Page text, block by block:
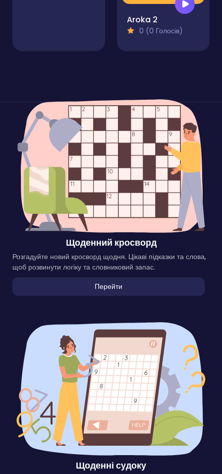
Aroka 2
0 (0 Голосів)
Щоденний кросворд
Розгадуйте новий кросворд щодня. Цікаві підказки та слова,
щоб розвинути логіку та словниковий запас.
Перейти
Щоденні судоку